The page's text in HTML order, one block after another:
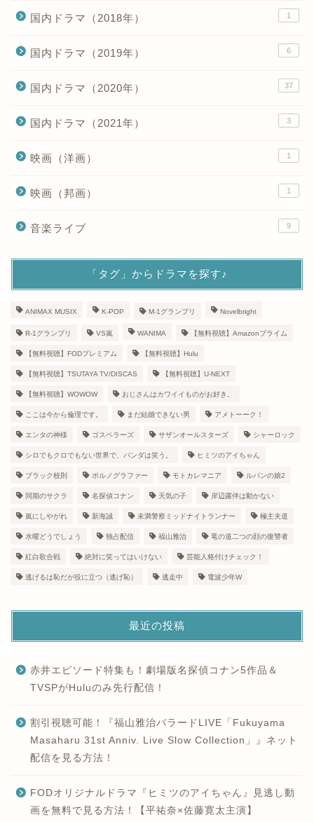
国内ドラマ（2018年） 1
国内ドラマ（2019年） 6
国内ドラマ（2020年） 37
国内ドラマ（2021年） 3
映画（洋画） 1
映画（邦画） 1
音楽ライブ 9
「タグ」からドラマを探す♪
ANIMAX MUSIX K-POP M-1グランプリ Novelbright
R-1グランプリ VS嵐 WANIMA 【無料視聴】Amazonプライム
【無料視聴】FODプレミアム 【無料視聴】Hulu
【無料視聴】TSUTAYA TV/DISCAS 【無料視聴】U-NEXT
【無料視聴】WOWOW おじさんはカワイイものがお好き。
ここは今から倫理です。 まだ結婚できない男 アメトーーク！
エンタの神様 ゴスペラーズ サザンオールスターズ シャーロック
シロでもクロでもない世界で、パンダは笑う。 ヒミツのアイちゃん
ブラック校則 ポルノグラファー モトカレマニア ルパンの娘2
同期のサクラ 名探偵コナン 天気の子 岸辺露伴は動かない
嵐にしやがれ 新海誠 未満警察ミッドナイトランナー 極主夫道
水曜どうでしょう 独占配信 福山雅治 竜の道二つの顔の復讐者
紅白歌合戦 絶対に笑ってはいけない 芸能人格付けチェック！
逃げるは恥だが役に立つ（逃げ恥） 逃走中 電波少年W
最近の投稿
赤井エピソード特集も！劇場版名探偵コナン5作品＆
TVSPがHuluのみ先行配信！
割引視聴可能！『福山雅治バラードLIVE「Fukuyama
Masaharu 31st Anniv. Live Slow Collection」』ネット
配信を見る方法！
FODオリジナルドラマ『ヒミツのアイちゃん』見逃し動
画を無料で見る方法！【平祐奈×佐藤寛太主演】